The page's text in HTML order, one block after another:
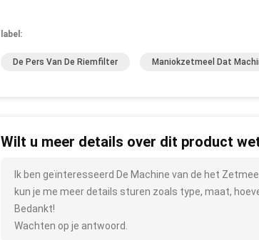
label:
De Pers Van De Riemfilter Maniokzetmeel Dat
Wilt u meer details over dit product
Ik ben geïnteresseerd De Machine van de het
kun je me meer details sturen zoals type, maat,
Bedankt!
Wachten op je antwoord.